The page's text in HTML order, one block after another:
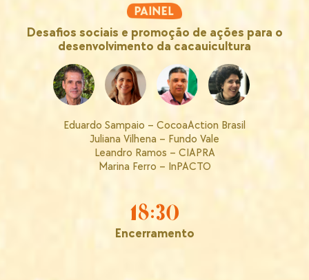
Desafios sociais e promoção de ações para o
desenvolvimento da cacauicultura
Eduardo Sampaio – CocoaAction Brasil
Juliana Vilhena – Fundo Vale
Leandro Ramos – CIAPRA
Marina Ferro – InPACTO
18:30
Encerramento